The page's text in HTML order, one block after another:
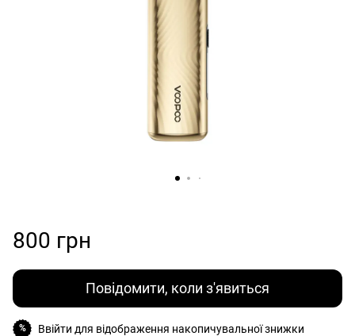
800 грн
Повідомити, коли з'явиться
% Ввійти для відображення накопичувальної знижки